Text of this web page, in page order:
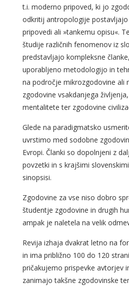
t.i. moderno pripoved, ki jo
odkritij antropologije postavljajo
pripovedi ali »tankemu opisu«.
študije različnih fenomenov iz
predstavljajo kompleksne
uporabljeno metodologijo in
na področje mikrozgodovine ali
zgodovine vsakdanjega
mentalitete ter zgodovine
Glede na paradigmatsko
uvrstimo med sodobne
Evropi. Članki so dopolnjeni z
povzetki in s krajšimi
sinopsisi.
Zgodovine za vse niso dobro
študentje zgodovine in drugih
ampak je naletela na velik
Revija izhaja dvakrat letno na
in ima približno 100 do 120
pričakujemo prispevke avtorjev
zanimajo takšne zgodovinske